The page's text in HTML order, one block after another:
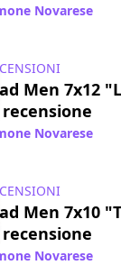
Novarese
Men 7x12
Novarese
Men 7x10
Novarese